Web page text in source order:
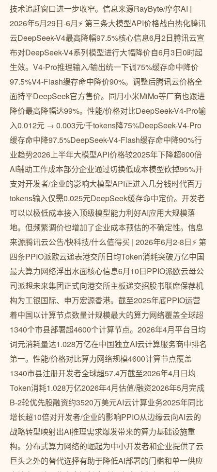
技术追赶窗口进一步收窄。信息来源RayByte/摩尔AI |
2026年5月29日-6月⚡ 第三条大模型API价格战白热化腾讯
云DeepSeek-V4最高降幅97.5%核心信息6月2日腾讯云宣
布对DeepSeek-V4系列模型进行大幅降价自6月3日0时起
生效。V4-Pro推理输入/输出统一下调75%缓存命中降价
97.5%V4-Flash缓存命中降价90%。调整后腾讯云价格全
面持平DeepSeek官方售价。同月小米MiMo等厂商也跟进
降价最高降幅达99%。性能/价格对比DeepSeek-V4-Pro输
入0.012元 → 0.003元/千tokens降75%DeepSeek-V4-Pro
缓存命中降97.5%DeepSeek-V4-Flash缓存命中降90%行
业趋势2026上半年大模型API价格较2025年下降超600倍
AI辅助工作成本部分企业通过切换低成本模型砍掉95%开
支对开发者/企业的影响大模型API正进入几分钱时代百万
tokens输入仅需0.025元DeepSeek缓存命中定价。开发者
可以以极低成本接入顶级模型能力利好AI应用大规模落
地。但频繁调价也增加了企业成本预估的不确定性。信息
来源腾讯云公告/快科技/什么值得买 | 2026年6月2-8日⚡ 第
四条PPIO派欧云递表港交所日均Token消耗突破万亿中国
最大算力网络浮出水面核心信息6月10日PPIO派欧云母公
司派想未来集团正式向港交所主板递交招股书联席保荐机
构为工银国际、申万宏源香港。截至2025年底PPIO运营
着中国以计算节点数量计规模最大的算力网络覆盖全球超
1340个市县部署超4600个计算节点。2026年4月平台日均
词元消耗量达1.028万亿在中国独立AI云计算服务商中排名
第一。性能/价格对比算力网络规模4600计算节点覆盖
1340市县注册开发者全球超57.4万截至2026年4月日均
Token消耗1.028万亿2026年4月估值/融资2026年5月完成
B-2轮优先股融资约3520万美元AI云计算业务2025年同比
增长超10倍对开发者/企业的影响PPIO从边缘云向AI云的
战略转型映射出AI推理需求爆发带来的算力基础设施重
构。分布式算力网络的崛起为中小开发者和企业提供了云
巨头之外的替代选择有助于降低AI部署的门槛和单一供应